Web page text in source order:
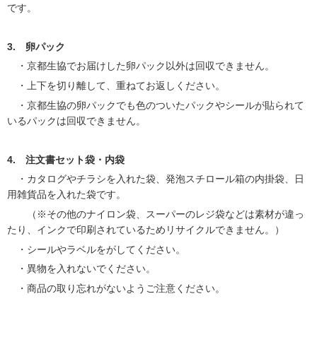
です。
3. 卵パック
・京都生協でお届けした卵パック以外は回収できません。
・上下を切り離して、重ねてお返しください。
・京都生協の卵パックでも色のついたパックやシールが貼られて
いるパックは回収できません。
4. 注文書セット袋・内袋
・カタログやチラシを入れた袋、発泡スチロール箱の内掛袋、日
用雑貨品を入れた袋です。
（※その他のナイロン袋、スーパーのレジ袋などは素材が違っ
たり、インクで印刷されているためリサイクルできません。）
・シールやラベルをがしてください。
・異物を入れないでください。
・商品の取り忘れがないようご注意ください。